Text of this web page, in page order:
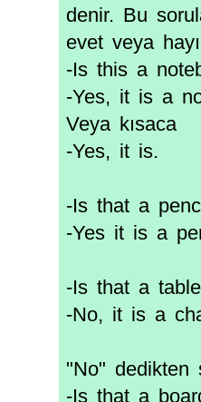
denir. Bu
evet veya
-Is this a
-Yes, it is a
Veya kısaca
-Yes, it is.
-Is that a
-Yes it is a
-Is that a
-No, it is a
"No" dedikten
-Is that a